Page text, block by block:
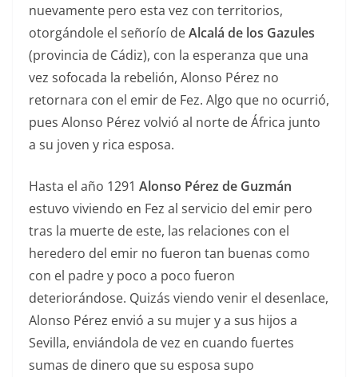
nuevamente pero esta vez con territorios,
otorgándole el señorío deAlcalá de los Gazules
(provincia de Cádiz), con la esperanza que una
vez sofocada la rebelión, Alonso Pérez no
retornara con el emir de Fez. Algo que no ocurrió,
pues Alonso Pérez volvió al norte de África junto
a su joven y rica esposa.
Hasta el año 1291 Alonso Pérez de Guzmán
estuvo viviendo en Fez al servicio del emir pero
tras la muerte de este, las relaciones con el
heredero del emir no fueron tan buenas como
con el padre y poco a poco fueron
deteriorándose. Quizás viendo venir el desenlace,
Alonso Pérez envió a su mujer y a sus hijos a
Sevilla, enviándola de vez en cuando fuertes
sumas de dinero que su esposa supo